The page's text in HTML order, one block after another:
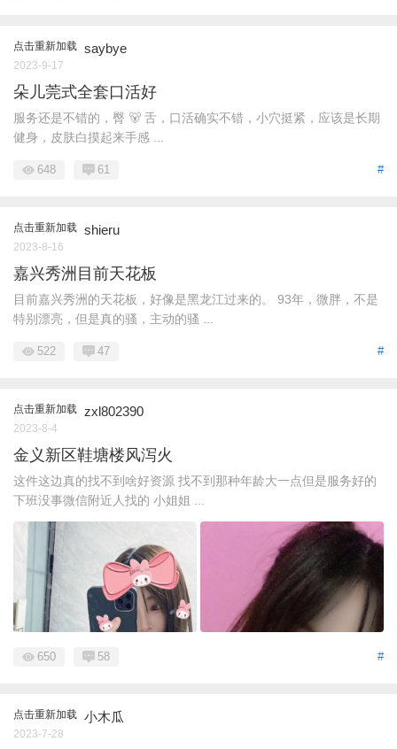
点击重新加载 saybye
2023-9-17
朵儿莞式全套口活好
服务还是不错的，臀 🐻 舌，口活确实不错，小穴挺紧，应该是长期
健身，皮肤白摸起来手感 ...
#
648 61
点击重新加载 shieru
2023-8-16
嘉兴秀洲目前天花板
目前嘉兴秀洲的天花板，好像是黑龙江过来的。 93年，微胖，不是
特别漂亮，但是真的骚，主动的骚 ...
#
522 47
点击重新加载 zxl802390
2023-8-4
金义新区鞋塘楼风泻火
这件这边真的找不到啥好资源 找不到那种年龄大一点但是服务好的
下班没事微信附近人找的 小姐姐 ...
#
650 58
点击重新加载 小木瓜
2023-7-28